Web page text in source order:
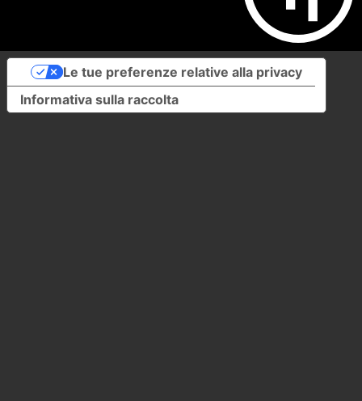
Informativa sulla raccolta
Le tue preferenze relative alla privacy